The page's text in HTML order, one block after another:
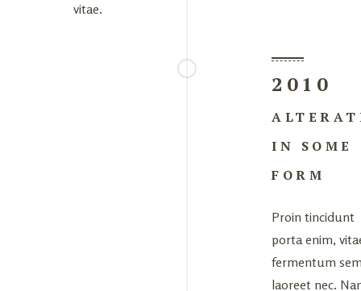
vitae.
2010
IN SOME
FORM
Proin tincidunt
porta enim,
fermentum
laoreet nec.